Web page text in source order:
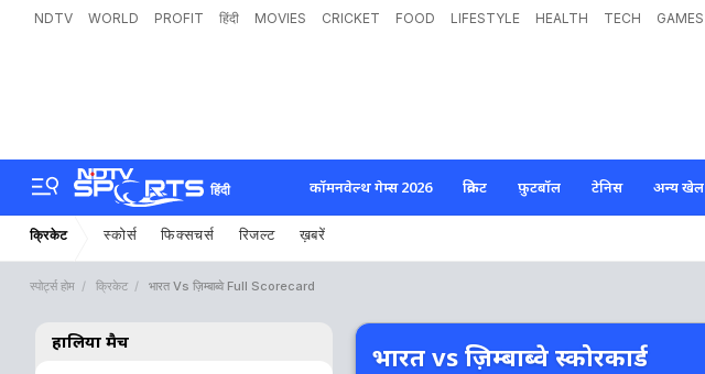
NDTV WORLD PROFIT हिंदी MOVIES CRICKET FOOD LIFESTYLE HEALTH TECH GAMES
हिंदी कॉमनवेल्थ गेम्स 2026 क्रिकेट फ़ुटबॉल टेनिस अन्य खेल
क्रिकेट स्कोर्स फिक्सचर्स रिजल्ट ख़बरें
स्पोर्ट्स होम क्रिकेट भारत Vs ज़िम्बाब्वे Full Scorecard
हालिया मैच भारत vs ज़िम्बाब्वे स्कोरकार्ड